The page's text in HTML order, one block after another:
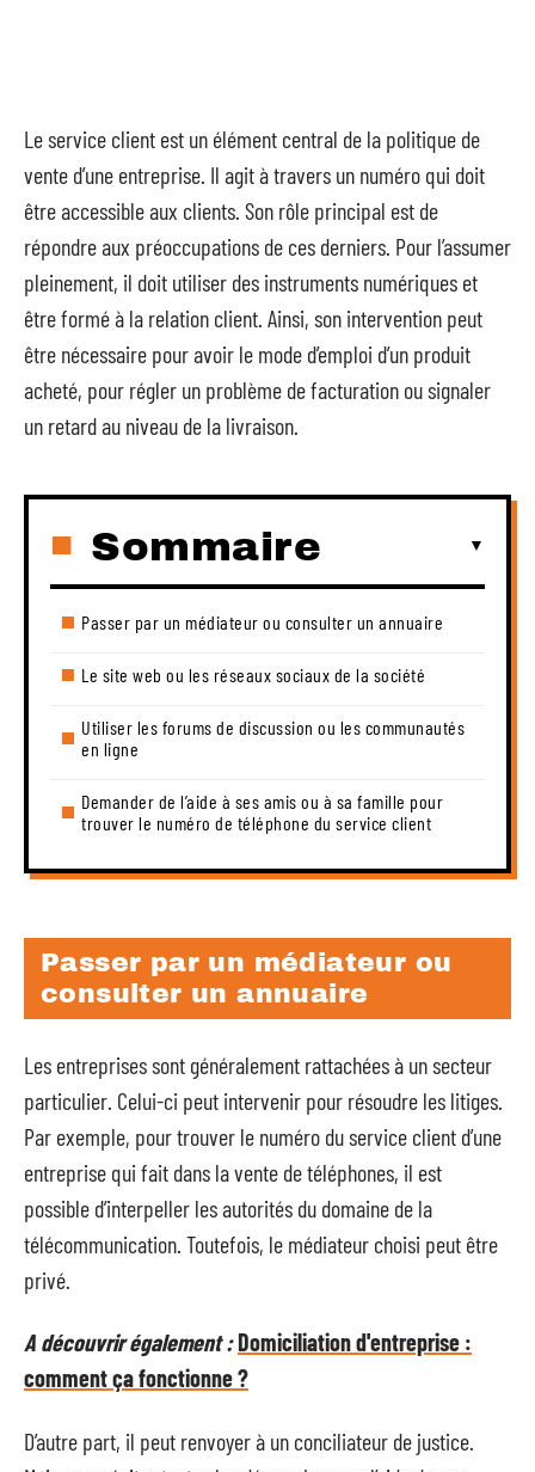
Le service client est un élément central de la politique de
vente d’une entreprise. Il agit à travers un numéro qui doit
être accessible aux clients. Son rôle principal est de
répondre aux préoccupations de ces derniers. Pour l’assumer
pleinement, il doit utiliser des instruments numériques et
être formé à la relation client. Ainsi, son intervention peut
être nécessaire pour avoir le mode d’emploi d’un produit
acheté, pour régler un problème de facturation ou signaler
un retard au niveau de la livraison.
Sommaire
Passer par un médiateur ou consulter un annuaire
Le site web ou les réseaux sociaux de la société
Utiliser les forums de discussion ou les communautés
en ligne
Demander de l’aide à ses amis ou à sa famille pour
trouver le numéro de téléphone du service client
Passer par un médiateur ou
consulter un annuaire
Les entreprises sont généralement rattachées à un secteur
particulier. Celui-ci peut intervenir pour résoudre les litiges.
Par exemple, pour trouver le numéro du service client d’une
entreprise qui fait dans la vente de téléphones, il est
possible d’interpeller les autorités du domaine de la
télécommunication. Toutefois, le médiateur choisi peut être
privé.
A découvrir également :Domiciliation d'entreprise :
comment ça fonctionne ?
D’autre part, il peut renvoyer à un conciliateur de justice.